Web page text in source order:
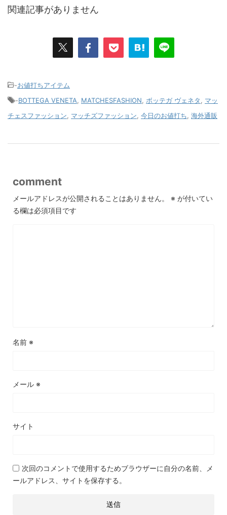
関連記事がありません
-お値打ちアイテム
-BOTTEGA VENETA, MATCHESFASHION, ボッテガ ヴェネタ, マッ
チェスファッション, マッチズファッション, 今日のお値打ち, 海外通販
comment
メールアドレスが公開されることはありません。 ※ が付いてい
る欄は必須項目です
名前 ※
メール ※
サイト
次回のコメントで使用するためブラウザーに自分の名前、メ
ールアドレス、サイトを保存する。